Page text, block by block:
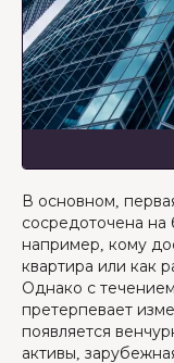
В основном,
сосредоточена на
например, кому
квартира или как
Однако с
претерпевает
появляется
активы,